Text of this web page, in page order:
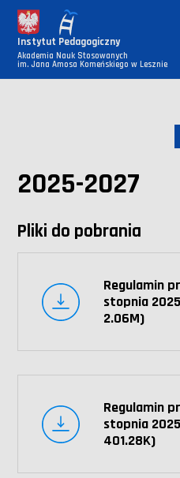
Instytut Pedagogiczny
Akademia Nauk Stosowanych
im. Jana Amosa Komeńskiego w Lesznie
2025-2027
Pliki do pobrania
Regulamin
stopnia
2.06M)
Regulamin
stopnia
401.28K)